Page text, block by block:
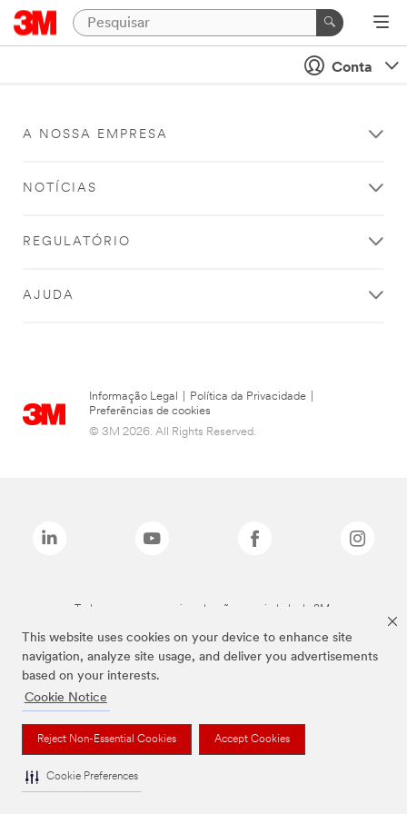
This website uses cookies on your device to enhance site
navigation, analyze site usage, and deliver you advertisements
based on your interests.
Cookie Notice
Reject Non-Essential Cookies Accept Cookies
Cookie Preferences
Conta
A NOSSA EMPRESA
NOTÍCIAS
REGULATÓRIO
AJUDA
Informação Legal Política da Privacidade
Preferências de cookies
© 3M 2026. All Rights Reserved.
Todas as marcas mencionadas são propriedade da 3M.